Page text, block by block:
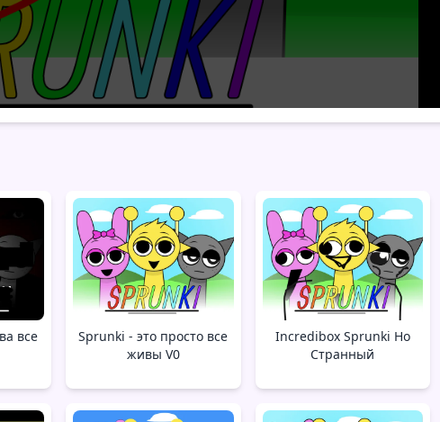
все
Sprunki - это просто все
живы V0
Incredibox Sprunki Но
Странный